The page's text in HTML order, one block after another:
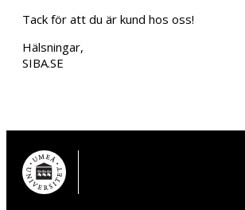
Tack för att du är kund hos oss!
Hälsningar,
SIBA.SE